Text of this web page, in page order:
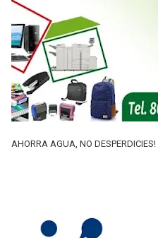
AHORRA AGUA, NO DESPERDICIES!